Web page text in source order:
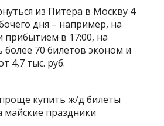
из Питера в Москву 4
дня – например, на
прибытием в 17:00, на
более 70 билетов эконом и
4,7 тыс. руб.